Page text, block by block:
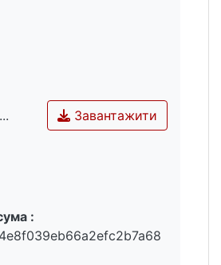
Завантажити
: